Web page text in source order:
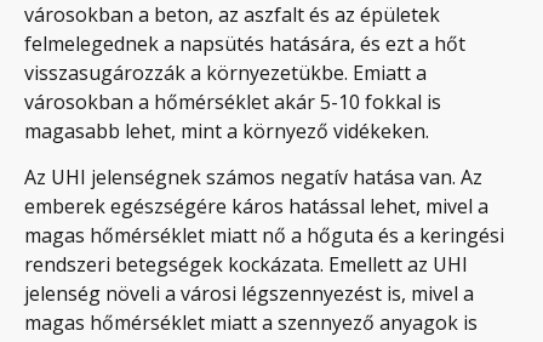
városokban a beton, az aszfalt és az épületek
felmelegednek a napsütés hatására, és ezt a hőt
visszasugározzák a környezetükbe. Emiatt a
városokban a hőmérséklet akár 5-10 fokkal is
magasabb lehet, mint a környező vidékeken.
Az UHI jelenségnek számos negatív hatása van. Az
emberek egészségére káros hatással lehet, mivel a
magas hőmérséklet miatt nő a hőguta és a keringési
rendszeri betegségek kockázata. Emellett az UHI
jelenség növeli a városi légszennyezést is, mivel a
magas hőmérséklet miatt a szennyező anyagok is